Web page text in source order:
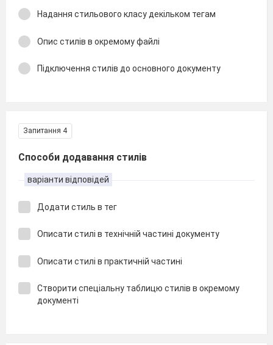
Надання стильового класу декільком тегам
Опис стилів в окремому файлі
Підключення стилів до основного документу
Запитання 4
Способи додавання стилів
варіанти відповідей
Додати стиль в тег
Описати стилі в технічній частині документу
Описати стилі в практичній частині
Створити спеціальну таблицю стилів в окремому
документі